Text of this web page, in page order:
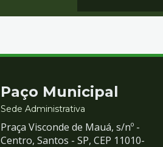
Contato
e
Paço Municipal
Sede Administrativa
Praça Visconde de Mauá, s/nº -
Centro, Santos - SP, CEP 11010-